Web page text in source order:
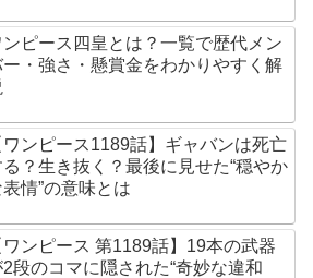
ンピース四皇とは？一覧で歴代メン
ー・強さ・懸賞金をわかりやすく解
ワンピース1189話】ギャバンは死亡
る？生き抜く？最後に見せた“穏やか
表情”の意味とは
ワンピース 第1189話】19本の武器
2段のコマに隠された“奇妙な違和